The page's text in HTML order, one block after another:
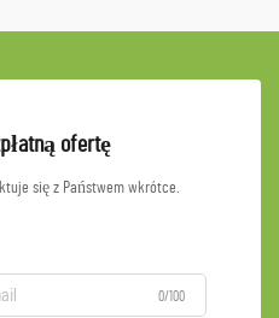
ofertę
się z Państwem wkrótce.
0/100